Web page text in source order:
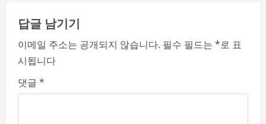
u
e
R
답글 남기기
이메일 주소는 공개되지 않습니다. 필수 필드는 *로 표
시됩니다
댓글 *